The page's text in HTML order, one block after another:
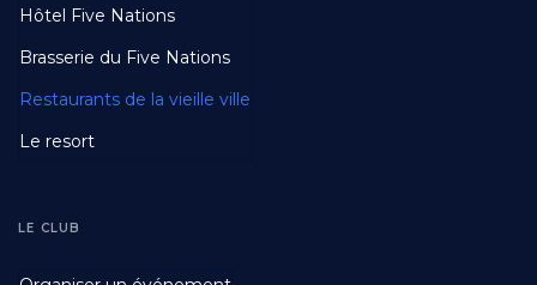
Third
Hôtel Five Nations
Brasserie du Five Nations
Restaurants de la vieille ville
Le resort
LE CLUB